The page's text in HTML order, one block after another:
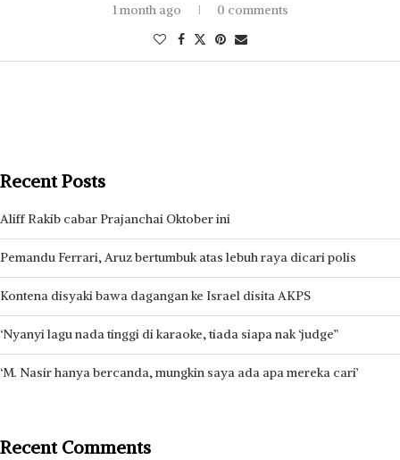
1 month ago 0 comments
Recent Posts
Aliff Rakib cabar Prajanchai Oktober ini
Pemandu Ferrari, Aruz bertumbuk atas lebuh raya dicari polis
Kontena disyaki bawa dagangan ke Israel disita AKPS
‘Nyanyi lagu nada tinggi di karaoke, tiada siapa nak ‘judge”
‘M. Nasir hanya bercanda, mungkin saya ada apa mereka cari’
Recent Comments